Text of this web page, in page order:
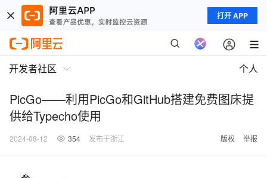
打开 APP
开发者社区 个人
PicGo——利用PicGo和GitHub搭建免费图床提
供给Typecho使用
2024-08-12 354 发布于浙江 版权 举报